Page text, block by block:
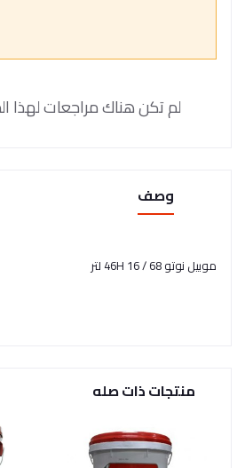
لم تكن هناك مراجعات لهذا
وصف
موبيل نوتو 68 / 46H 16 لتر
منتجات ذات صله